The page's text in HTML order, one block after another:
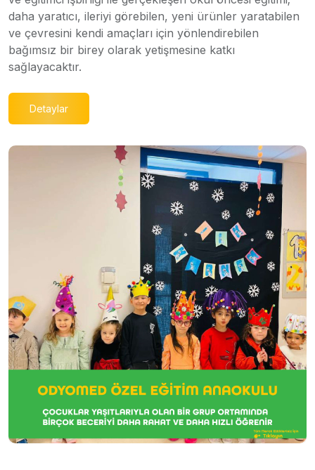
daha yaratıcı, ileriyi görebilen, yeni ürünler yaratabilen
ve çevresini kendi amaçları için yönlendirebilen
bağımsız bir birey olarak yetişmesine katkı
sağlayacaktır.
Detaylar